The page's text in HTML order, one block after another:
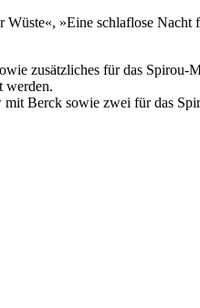
»Eine schlaflose Nacht
zusätzliches für das Spirou-
werden.
Berck sowie zwei für das